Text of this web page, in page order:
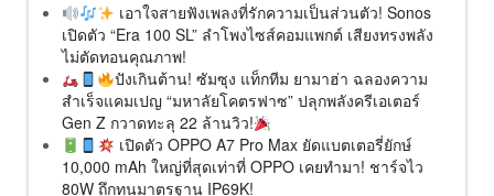
เอาใจสายฟังเพลงที่รักความเป็นส่วนตัว! Sonos
เปิดตัว “Era 100 SL” ลำโพงไซส์คอมแพกต์ เสียงทรงพลัง
ไม่ตัดทอนคุณภาพ!
ปังเกินต้าน! ซัมซุง แท็กทีม ยามาฮ่า ฉลองความ
สำเร็จแคมเปญ “มหาลัยโคตรฟาซ” ปลุกพลังครีเอเตอร์
Gen Z กวาดทะลุ 22 ล้านวิว!
เปิดตัว OPPO A7 Pro Max ยัดแบตเตอรี่ยักษ์
10,000 mAh ใหญ่ที่สุดเท่าที่ OPPO เคยทำมา! ชาร์จไว
80W ถึกทนมาตรฐาน IP69K!